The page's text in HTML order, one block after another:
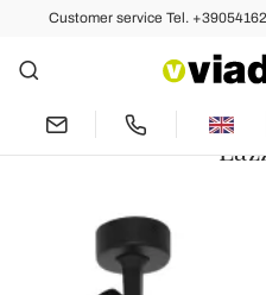
Customer service Tel.
Back
Adjustable
White or Black